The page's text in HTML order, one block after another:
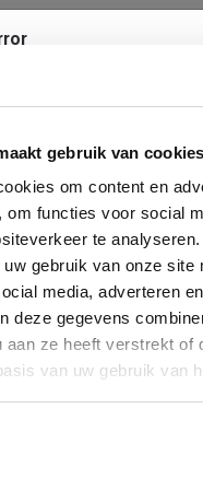
gebruik van cookies
om content en
om functies voor social
te
gebruik van onze site
media, adverteren
deze gegevens
aan ze heeft verstrekt of
van uw gebruik van
your company
in our database by
a company is selected it
your company in our